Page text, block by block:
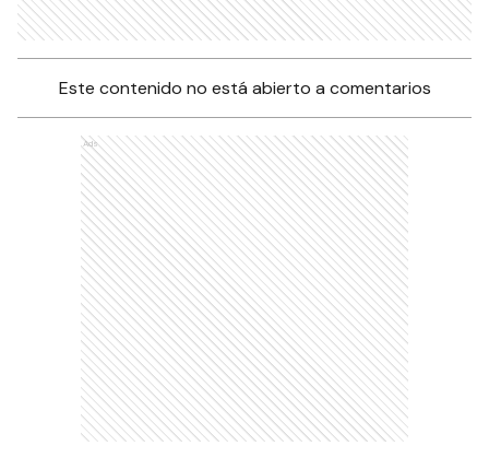
Este contenido no está abierto a comentarios
Ads